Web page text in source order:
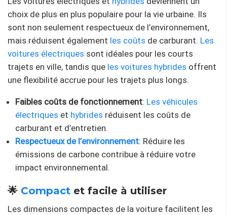
choix de plus en plus populaire pour la vie urbaine. Ils
sont non seulement respectueux de l’environnement,
mais réduisent également les coûts de carburant. Les
voitures électriques sont idéales pour les courts
trajets en ville, tandis que les voitures hybrides offrent
une flexibilité accrue pour les trajets plus longs.
Faibles coûts de fonctionnement: Les véhicules
électriques et hybrides réduisent les coûts de
carburant et d’entretien.
Respectueux de l’environnement: Réduire les
émissions de carbone contribue à réduire votre
impact environnemental.
🌟 Compact et facile à utiliser
Les dimensions compactes de la voiture facilitent les